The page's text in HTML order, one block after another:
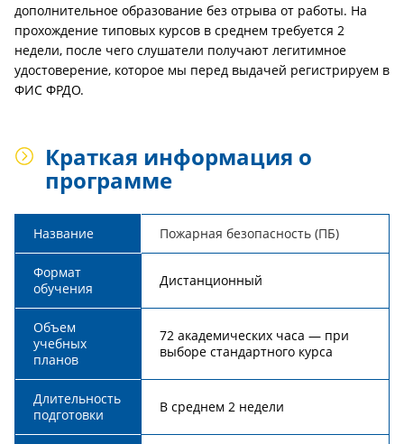
дополнительное образование без отрыва от работы. На
прохождение типовых курсов в среднем требуется 2
недели, после чего слушатели получают легитимное
удостоверение, которое мы перед выдачей регистрируем в
ФИС ФРДО.
Краткая информация о
программе
Название Пожарная безопасность (ПБ)
Формат
обучения
Дистанционный
Объем
учебных
планов
72 академических часа — при
выборе стандартного курса
Длительность
подготовки
В среднем 2 недели